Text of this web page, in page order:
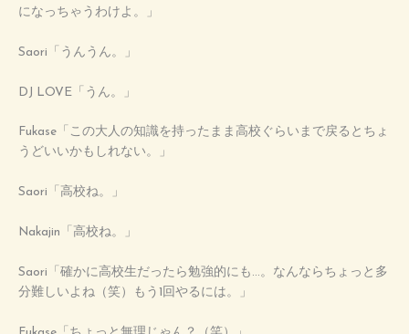
になっちゃうわけよ。」
Saori「うんうん。」
DJ LOVE「うん。」
Fukase「この大人の知識を持ったまま高校ぐらいまで戻るとちょ
うどいいかもしれない。」
Saori「高校ね。」
Nakajin「高校ね。」
Saori「確かに高校生だったら勉強的にも…。なんならちょっと多
分難しいよね（笑）もう1回やるには。」